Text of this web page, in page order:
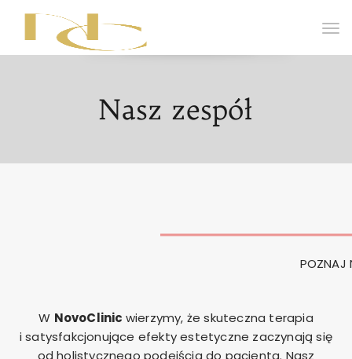
Nasz zespół
POZNAJ
W NovoClinic wierzymy, że skuteczna terapia
i satysfakcjonujące efekty estetyczne zaczynają się
od holistycznego podejścia do pacjenta. Nasz